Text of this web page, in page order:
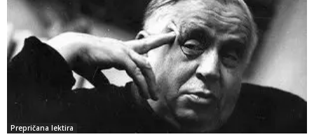
Prepričana lektira